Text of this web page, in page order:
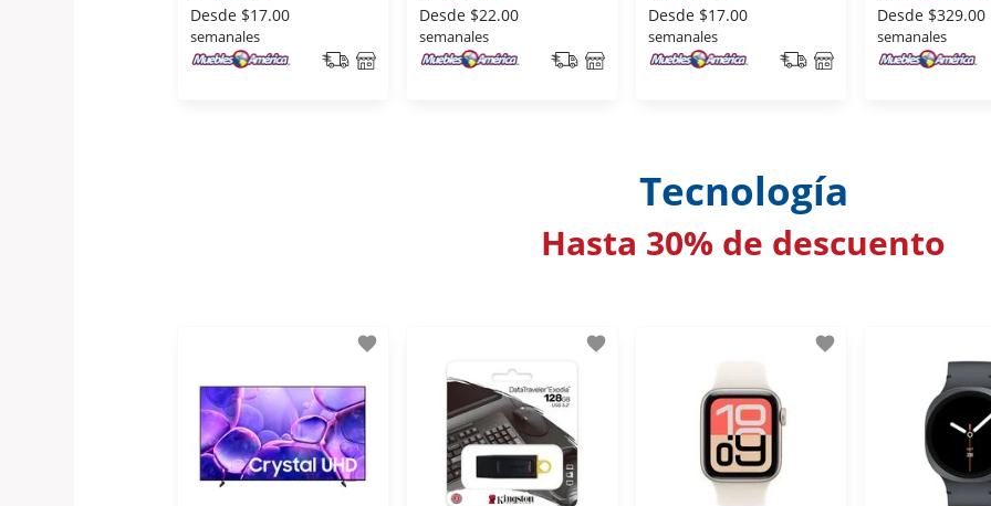
Desde $17.00
semanales
Desde $22.00
semanales
Desde $17.00
semanales
Desde $329.00
semanales
Tecnología
Hasta 30% de descuento
favorite favorite favorite